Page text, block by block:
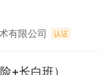
有限公司 认证
+长白班）